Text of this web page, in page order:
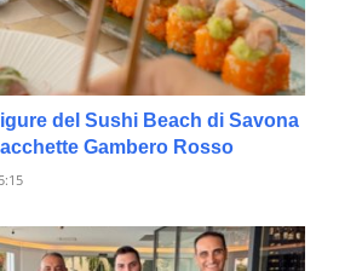
del Sushi Beach di Savona
Gambero Rosso